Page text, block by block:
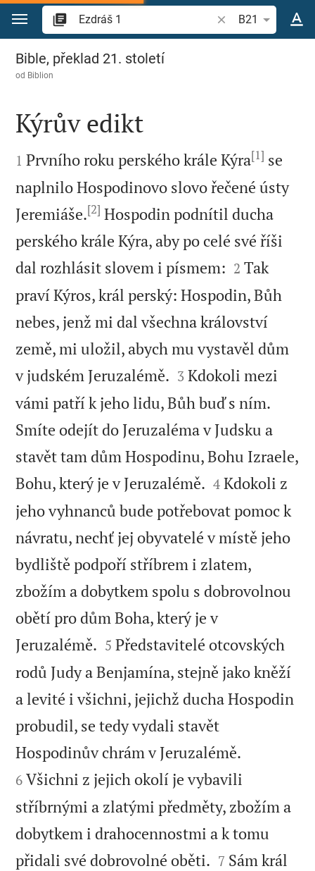
Přejít na obsah
Vyhledat biblický
B21
Ezdráš 1
Bible, překlad 21. století
od Biblion

Kýrův edikt

1 Prvního roku perského krále Kýra[1] se
naplnilo Hospodinovo slovo řečené ústy
Jeremiáše.[2] Hospodin podnítil ducha
perského krále Kýra, aby po celé své říši
dal rozhlásit slovem i písmem: 

2 Tak
praví Kýros, král perský: Hospodin, Bůh
nebes, jenž mi dal všechna království
země, mi uložil, abych mu vystavěl dům
v judském Jeruzalémě. 

3 Kdokoli mezi
vámi patří k jeho lidu, Bůh buď s ním.
Smíte odejít do Jeruzaléma v Judsku a
stavět tam dům Hospodinu, Bohu Izraele,
Bohu, který je v Jeruzalémě. 

4 Kdokoli z
jeho vyhnanců bude potřebovat pomoc k
návratu, nechť jej obyvatelé v místě jeho
bydliště podpoří stříbrem i zlatem,
zbožím a dobytkem spolu s dobrovolnou
obětí pro dům Boha, který je v
Jeruzalémě. 

5 Představitelé otcovských
rodů Judy a Benjamína, stejně jako kněží
a levité i všichni, jejichž ducha Hospodin
probudil, se tedy vydali stavět
Hospodinův chrám v Jeruzalémě.
6 Všichni z jejich okolí je vybavili
stříbrnými a zlatými předměty, zbožím a
dobytkem i drahocennostmi a k tomu
přidali své dobrovolné oběti. 

7 Sám král